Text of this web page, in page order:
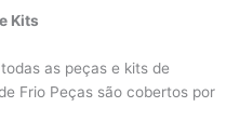
Kits
as peças e kits de
Frio Peças são cobertos por